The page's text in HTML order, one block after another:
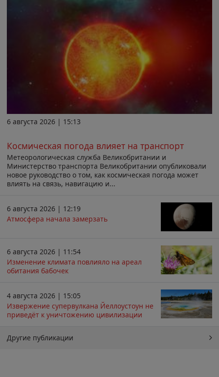
6 августа 2026 | 15:13
Космическая погода влияет на транспорт
Метеорологическая служба Великобритании и
Министерство транспорта Великобритании опубликовали
новое руководство о том, как космическая погода может
влиять на связь, навигацию и...
6 августа 2026 | 12:19
Атмосфера начала замерзать
6 августа 2026 | 11:54
Изменение климата повлияло на ареал
обитания бабочек
4 августа 2026 | 15:05
Извержение супервулкана Йеллоустоун не
приведёт к уничтожению цивилизации
Другие публикации